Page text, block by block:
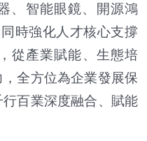
、智能眼鏡、開源鴻
時強化人才核心支撐
從產業賦能、生態培
全方位為企業發展保
百業深度融合、賦能